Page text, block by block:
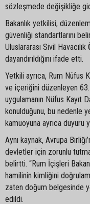
sözleşmede değişikliğe
Bakanlık yetkilisi,
güvenliği standartlarını
Uluslararası Sivil
dayandırıldığını ifade etti.
Yetkili ayrıca, Rum Nüfus
ve içeriğini düzenleyen 63.
uygulamanın Nüfus Kayıt
konulduğunu, bu nedenle
kamuoyuna ayrıca duyuru
Aynı kaynak, Avrupa
devletler için zorunlu
belirtti. “Rum İçişleri
hamilinin kimliğini
zaten doğum belgesinde
edildi.